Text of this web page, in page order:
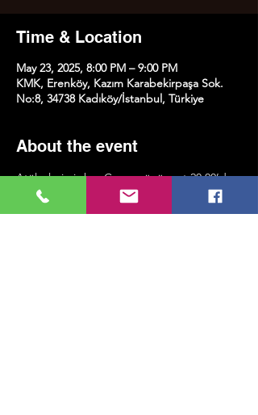
Time & Location
May 23, 2025, 8:00 PM – 9:00 PM
KMK, Erenköy, Kazım Karabekirpaşa Sok.
No:8, 34738 Kadıköy/İstanbul, Türkiye
About the event
Atölyelerimiz her Cuma günü saat 20.00’de
gerçekleşecek ve yaklaşık bir saat sürecek.
Katılım için belirli bir seviye şartı